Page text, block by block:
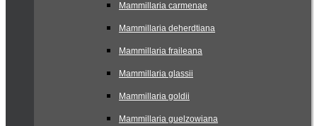
Mammillaria carmenae
Mammillaria deherdtiana
Mammillaria fraileana
Mammillaria glassii
Mammillaria goldii
Mammillaria guelzowiana